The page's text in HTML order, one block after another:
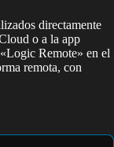
directamente
o a la app
Remote» en el
remota, con